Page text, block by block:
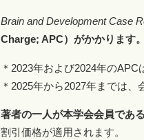
Brain and Development Case
Charge; APC）がかかります。
＊2023年および2024年のAPC
＊2025年から2027年までは、
著者の一人が本学会会員である
割引価格が適用されます。